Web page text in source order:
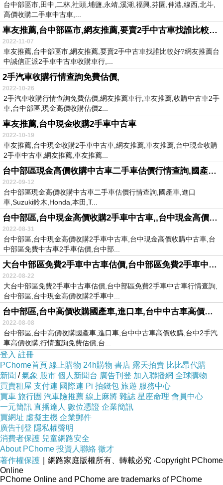
台中部區市,田中,二林,社頭,埔鹽,永靖,溪湖,福興,芬園,伸港,線西,北斗,
高價收購二手車中古車,...
車友推薦,台中部區市,網友推薦,要賣2手中古車找誰比較好?
2022-11-07
車友推薦,台中部區市,網友推薦,要賣2手中古車找誰比較好?網友推薦台
中誠信正派2手車中古車收購車行,...
2手汽車收購行情查詢免費估價,
2022-10-26
2手汽車收購行情查詢免費估價,網友推薦車行,車友推薦,收購中古車2手
車,台中部區,現金高價收購估價2...
車友推薦,台中現金收購2手車中古車
2022-10-19
車友推薦,台中現金收購2手車中古車,網友推薦,車友推薦,台中現金收購
2手車中古車,網友推薦,車友推薦...
台中部區現金高價收購中古車二手車估價行情查詢,國產車,進口車
2022-09-12
台中部區現金高價收購中古車二手車估價行情查詢,國產車,進口
車,Suzuki鈴木,Honda,本田,T...
台中部區,台中現金高價收購2手車中古車,,台中現金高價收購中古車
2022-08-31
台中部區,台中現金高價收購2手車中古車,台中現金高價收購中古車,台
中部區免費中古車2手車估價,台中部...
大台中部區免費2手車中古車估價,台中部區免費2手車中古車行情查詢,
2022-08-22
大台中部區免費2手車中古車估價,台中部區免費2手車中古車行情查詢,
台中部區,台中現金高價收購2手車中...
台中部區,台中高價收購國產車,進口車,台中中古車高價收購,台中2手汽車高價收購,行情查詢免費估價
2022-08-08
台中部區,台中高價收購國產車,進口車,台中中古車高價收購,台中2手汽
車高價收購,行情查詢免費估價,台...
登入 註冊
PChome首頁 線上購物 24h購物 書店 露天拍賣 比比昂代購
新聞 /氣象 股市 個人新聞台 廣告刊登 加入聯播網 全球購物
買賣租屋 支付連 國際連 Pi 拍錢包 旅遊 服務中心
買車 旅行團 汽車險推薦 線上麻將 雜誌 星座命理 會員中心
一元簡訊 直播達人 數位憑證 企業簡訊
買網址 虛擬主機 企業郵件
廣告刊登 隱私權聲明
消費者保護 兒童網路安全
About PChome 投資人聯絡 徵才
著作權保護 ｜網路家庭版權所有、轉載必究 ‧Copyright PChome
Online
PChome Online and PChome are trademarks of PChome